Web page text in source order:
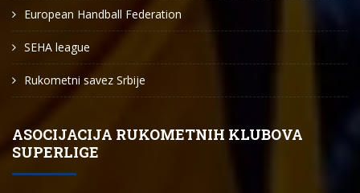
European Handball Federation
SEHA league
Rukometni savez Srbije
ASOCIJACIJA RUKOMETNIH KLUBOVA
SUPERLIGE